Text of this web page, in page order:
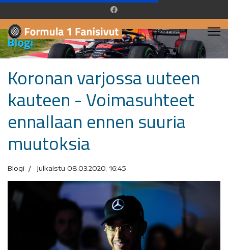
Koronan varjossa uuteen
kauteen - Voimasuhteet
ennallaan ennen suuria
muutoksia
Blogi Julkaistu 08.03.2020, 16:45